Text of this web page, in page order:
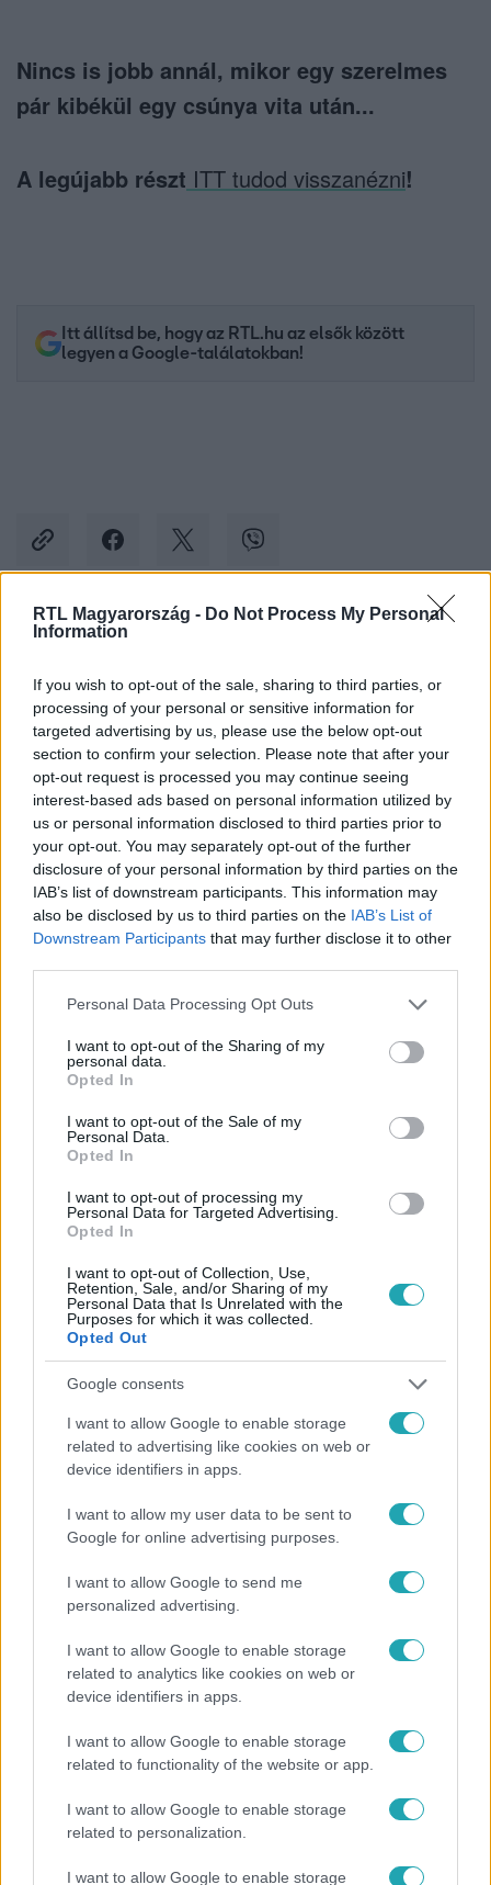
RTL Magyarország - Do Not Process My Personal
Information
If you wish to opt-out of the sale, sharing to third parties, or
processing of your personal or sensitive information for
targeted advertising by us, please use the below opt-out
section to confirm your selection. Please note that after your
opt-out request is processed you may continue seeing
interest-based ads based on personal information utilized by
us or personal information disclosed to third parties prior to
your opt-out. You may separately opt-out of the further
disclosure of your personal information by third parties on the
IAB’s list of downstream participants. This information may
also be disclosed by us to third parties on the IAB’s List of
Downstream Participants that may further disclose it to other
Please note that this website/app uses one or more Google
not limited to your visit or usage behaviour. You may click to
grant or deny consent to Google and its third-party tags to
use your data for below specified purposes in below Google
consent section.
Personal Data Processing Opt Outs
I want to opt-out of the Sharing of my
personal data.
Opted In
I want to opt-out of the Sale of my
Personal Data.
Opted In
I want to opt-out of processing my
Personal Data for Targeted Advertising.
Opted In
I want to opt-out of Collection, Use,
Retention, Sale, and/or Sharing of my
Personal Data that Is Unrelated with the
Purposes for which it was collected.
Opted Out
Google consents
I want to allow Google to enable storage
related to advertising like cookies on web or
device identifiers in apps.
I want to allow my user data to be sent to
Google for online advertising purposes.
I want to allow Google to send me
personalized advertising.
I want to allow Google to enable storage
related to analytics like cookies on web or
device identifiers in apps.
I want to allow Google to enable storage
related to functionality of the website or app.
I want to allow Google to enable storage
related to personalization.
I want to allow Google to enable storage
Nincs is jobb annál, mikor egy szerelmes
pár kibékül egy csúnya vita után...
A legújabb részt ITT tudod visszanézni!
Itt állítsd be, hogy az RTL.hu az elsők között
legyen a Google-találatokban!
Kövess minket, és értesülj a friss hírekről a
Követem
#DRÁGA ÖRÖKÖSÖK #ADÁSRÉSZLETEK
#EMLÉKEZETES JELENET #EMLÉKEZETES PILLANAT
SZENVEDÉLY #
„Most jobb lenne mással lennem?” – Gallusz Niki
3:02
Exek csatája